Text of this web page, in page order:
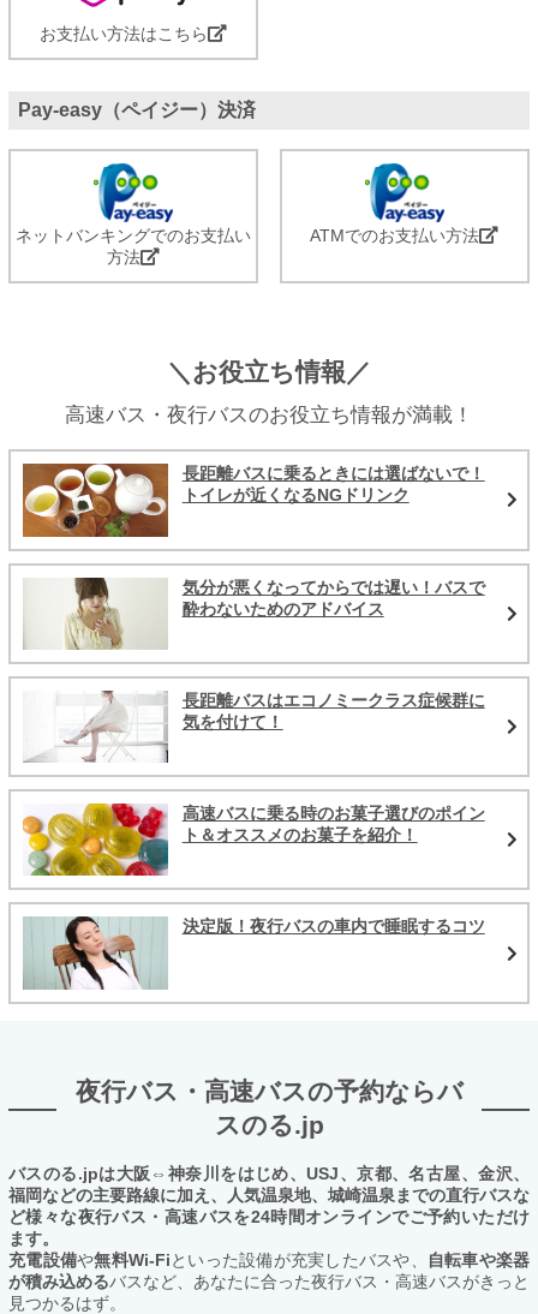
お支払い方法はこちら
Pay-easy（ペイジー）決済
ネットバンキングでのお支払い
方法
ATMでのお支払い方法
＼お役立ち情報／
高速バス・夜行バスのお役立ち情報が満載！
長距離バスに乗るときには選ばないで！
トイレが近くなるNGドリンク
気分が悪くなってからでは遅い！バスで
酔わないためのアドバイス
長距離バスはエコノミークラス症候群に
気を付けて！
高速バスに乗る時のお菓子選びのポイン
ト＆オススメのお菓子を紹介！
決定版！夜行バスの車内で睡眠するコツ
夜行バス・高速バスの予約ならバ
スのる.jp
バスのる.jpは大阪⇔神奈川をはじめ、USJ、京都、名古屋、金沢、
福岡などの主要路線に加え、人気温泉地、城崎温泉までの直行バスな
ど様々な夜行バス・高速バスを24時間オンラインでご予約いただけ
ます。
充電設備や無料Wi-Fiといった設備が充実したバスや、
自転車や楽器
が積み込めるバスなど、あなたに合った夜行バス・高速バスがきっと
見つかるはず。